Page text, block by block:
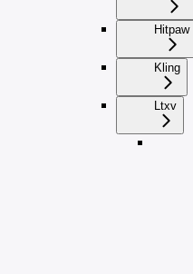
Hitpaw
Kling
Ltxv